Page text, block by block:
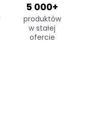
5 000+
produktów
w stałej
ofercie